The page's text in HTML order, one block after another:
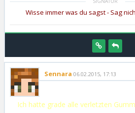
Wisse immer was du sagst - Sag
Sennara 06.02.2015, 17:13
Ich hatte grade alle verletzten